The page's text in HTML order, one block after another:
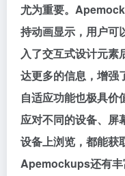
尤为重要。
持动画显示，用户可
入了交互式设计元
达更多的信息，增强
自适应功能也极具价
应对不同的设备、屏
设备上浏览，都能获
Apemockups还有丰